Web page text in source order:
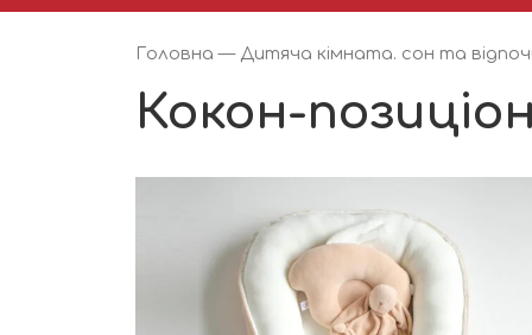
Головна — Дитяча кімната. сон та
Кокон-